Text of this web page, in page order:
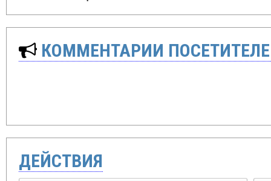
КОММЕНТАРИИ
ДЕЙСТВИЯ